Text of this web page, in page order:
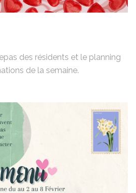
des résidents et le planning
de la semaine.